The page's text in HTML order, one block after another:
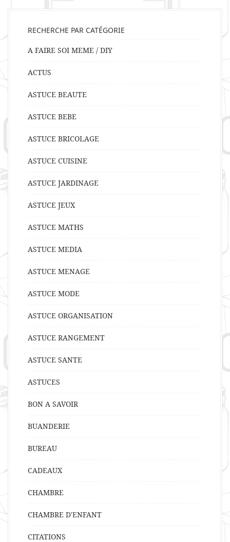
RECHERCHE PAR CATÉGORIE
A FAIRE SOI MEME / DIY
ACTUS
ASTUCE BEAUTE
ASTUCE BEBE
ASTUCE BRICOLAGE
ASTUCE CUISINE
ASTUCE JARDINAGE
ASTUCE JEUX
ASTUCE MATHS
ASTUCE MEDIA
ASTUCE MENAGE
ASTUCE MODE
ASTUCE ORGANISATION
ASTUCE RANGEMENT
ASTUCE SANTE
ASTUCES
BON A SAVOIR
BUANDERIE
BUREAU
CADEAUX
CHAMBRE
CHAMBRE D'ENFANT
CITATIONS